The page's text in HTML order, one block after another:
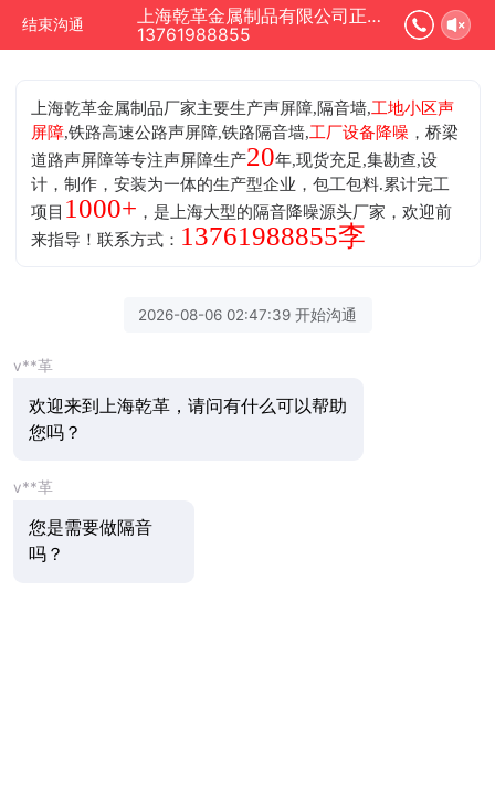
结束沟通
上海乾革金属制品有限公司正在为您服务
13761988855
上海乾革金属制品厂家主要生产声屏障,隔音墙,工地小区声
屏障,铁路高速公路声屏障,铁路隔音墙,工厂设备降噪 ，桥梁
道路声屏障等专注声屏障生产20年,现货充足,集勘查,设
计，制作，安装为一体的生产型企业，包工包料.累计完工
项目 1000+ ，是上海大型的隔音降噪源头厂家，欢迎前
来指导！联系方式： 13761988855李
2026-08-06 02:47:39 开始沟通
v**革
欢迎来到上海乾革，请问有什么可以帮助
您吗？
v**革
您是需要做隔音
吗？